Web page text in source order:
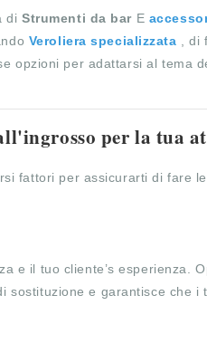
diStrumenti da bar E
Veroliera specializzata ,
opzioni per adattarsi al tema
per la tua
fattori per assicurarti di fare
e il tuo cliente’s esperienza.
sostituzione e garantisce che i